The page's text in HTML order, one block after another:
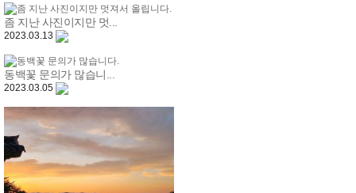
좀 지난 사진이지만 멋...
2023.03.13
동백꽃 문의가 많습니...
2023.03.05